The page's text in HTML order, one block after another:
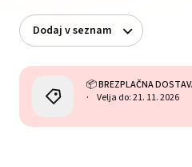
Dodaj v seznam
📦 BREZPLAČNA
Velja do: 21. 11. 2026